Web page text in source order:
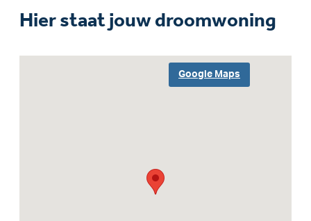
Hier staat jouw droomwoning
Google Maps